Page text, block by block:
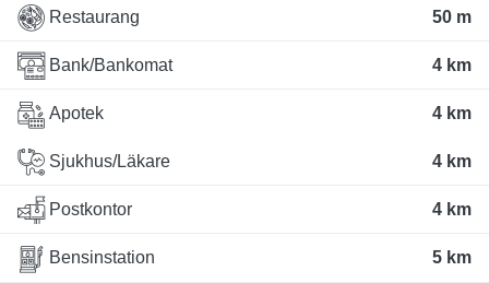
Restaurang 50 m
Bank/Bankomat 4 km
Apotek 4 km
Sjukhus/Läkare 4 km
Postkontor 4 km
Bensinstation 5 km